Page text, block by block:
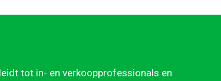
tot in- en verkoopprofessionals en